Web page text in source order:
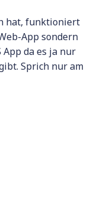
hat, funktioniert
App sondern
App da es ja nur
Sprich nur am